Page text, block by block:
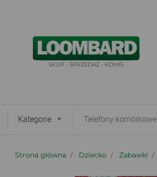
SKUP - SPRZEDAŻ - KOMIS
Kategorie Telefony komórkowe
Strona główna Dziecko Zabawki